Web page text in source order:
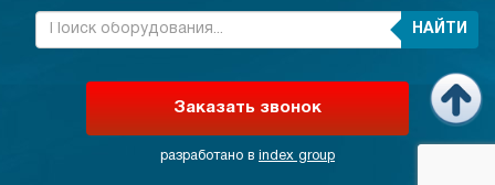
НАЙТИ
Заказать звонок
разработано в index group